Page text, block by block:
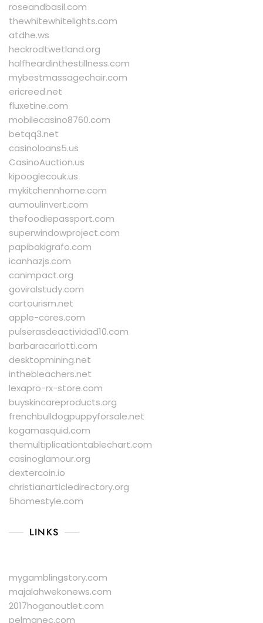
roseandbasil.com
thewhitewhitelights.com
atdhe.ws
heckrodtwetland.org
halfheardinthestillness.com
mybestmassagechair.com
ericreed.net
fluxetine.com
mobilecasino8760.com
betqq3.net
casinoloans5.us
CasinoAuction.us
kipooglecouk.us
mykitchennhome.com
aumoulinvert.com
thefoodiepassport.com
superwindowproject.com
papibakigrafo.com
icanhazjs.com
canimpact.org
goviralstudy.com
cartourism.net
apple-cores.com
pulserasdeactividad10.com
barbaracarlotti.com
desktopmining.net
inthebleachers.net
lexapro-rx-store.com
buyskincareproducts.org
frenchbulldogpuppyforsale.net
kogamasquid.com
themultiplicationtablechart.com
casinoglamour.org
dextercoin.io
christianarticledirectory.org
5homestyle.com
LINKS
mygamblingstory.com
majalahwekonews.com
2017hoganoutlet.com
pelmanec.com